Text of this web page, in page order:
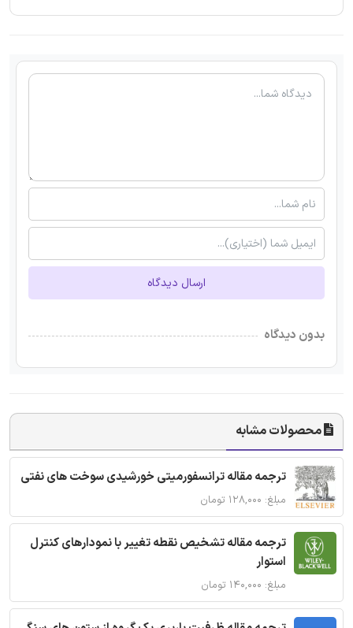
ارسال دیدگاه
بدون دیدگاه
محصولات مشابه
ترجمه مقاله ترانسفورمیتی خورشیدی سوخت های نفتی
مبلغ: ۱۲۸,۰۰۰ تومان
ترجمه مقاله تشخیص نقطه تغییر با نمودارهای کنترل
استوار
مبلغ: ۱۴۰,۰۰۰ تومان